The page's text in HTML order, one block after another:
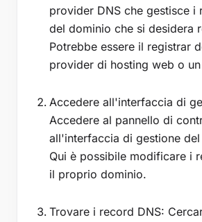
provider DNS che gestisce i
del dominio che si desidera
Potrebbe essere il registrar
provider di hosting web o
Accedere all'interfaccia di
Accedere al pannello di
all'interfaccia di gestione
Qui è possibile modificare i
il proprio dominio.
Trovare i record DNS: